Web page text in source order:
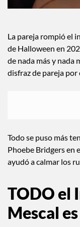
La pareja rompió el
de Halloween en
de nada más y nada
disfraz de pareja por
Todo se puso más
Phoebe Bridgers en
ayudó a calmar los
TODO el
Mescal